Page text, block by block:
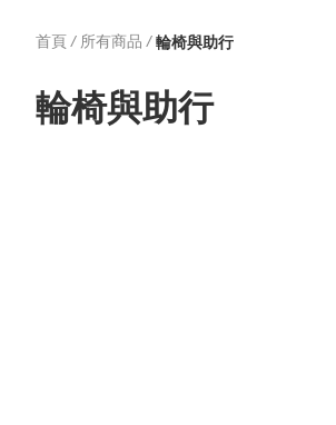
首頁 / 所有商品 / 輪椅與助行
輪椅與助行